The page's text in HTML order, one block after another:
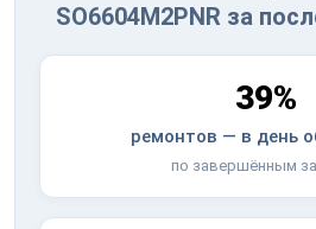
SO6604M2PNR за
39%
ремонтов — в день
по завершённым